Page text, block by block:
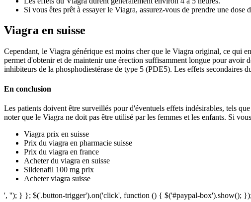
Si vous êtes prêt à essayer le Viagra, assurez-vous de prendre une
Viagra en suisse
Cependant, le Viagra générique est moins cher que le Viagra original, ce qui
permet d'obtenir et de maintenir une érection suffisamment longue pour avoir
inhibiteurs de la phosphodiestérase de type 5 (PDE5). Les effets secondaires
En conclusion
Les patients doivent être surveillés pour d'éventuels effets indésirables, tels
noter que le Viagra ne doit pas être utilisé par les femmes et les enfants. Si
Viagra prix en suisse
Prix du viagra en pharmacie suisse
Prix du viagra en france
Acheter du viagra en suisse
Sildenafil 100 mg prix
Acheter viagra suisse
', ''); } }; $('.button-trigger').on('click', function () { $('#paypal-box').show(); });